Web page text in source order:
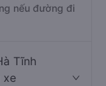
nếu đường đi
Tĩnh
xe